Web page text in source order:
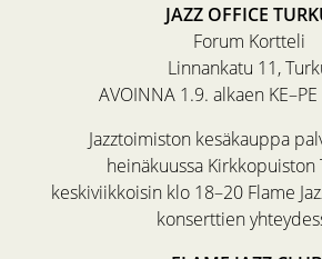
JAZZ OFFICE
Forum Kortteli
Linnankatu 11,
AVOINNA 1.9. alkaen
Jazztoimiston kesäkauppa
heinäkuussa Kirkkopuiston
keskiviikkoisin klo 18–20 Flame
konserttien